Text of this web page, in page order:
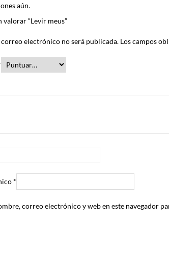
aún.
valorar “Levir meus”
electrónico no será publicada. Los campos
*
correo electrónico y web en este navegador